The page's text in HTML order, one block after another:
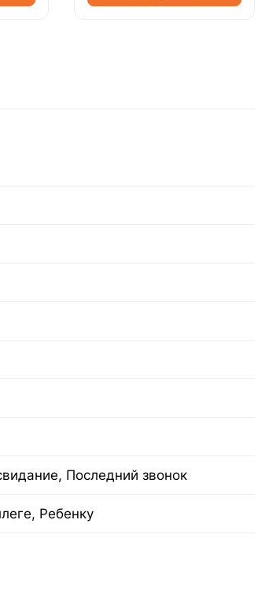
Последний звонок
Ребенку